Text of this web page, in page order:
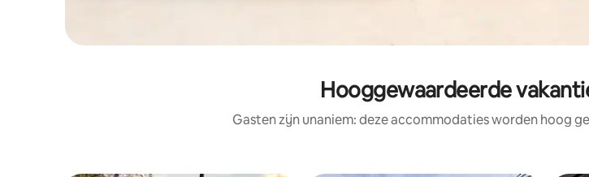
Hooggewaardeerde
Gasten zijn unaniem: deze accommodaties worden hoog